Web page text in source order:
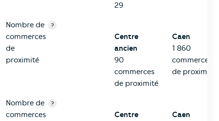
29
Nombre de
commerces
de
proximité
?
Centre
ancien
90
commerces
de proximité
Caen
1 860
commerces
de proximité
Nombre de
commerces
?
Centre
Caen